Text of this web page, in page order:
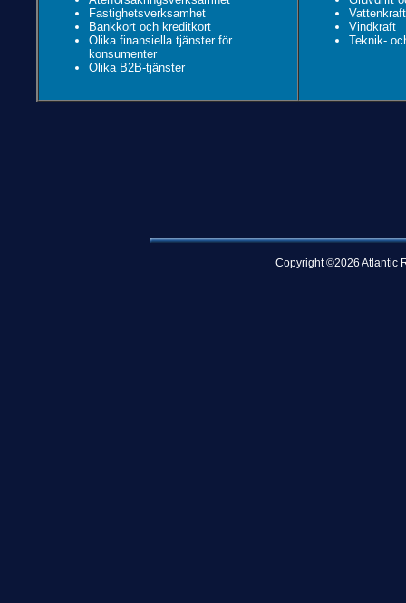
Fastighetsverksamhet
Bankkort och kreditkort
Olika finansiella tjänster för
konsumenter
Olika B2B-tjänster
Vindkraft
Teknik-
Copyright ©2026 Atlantic